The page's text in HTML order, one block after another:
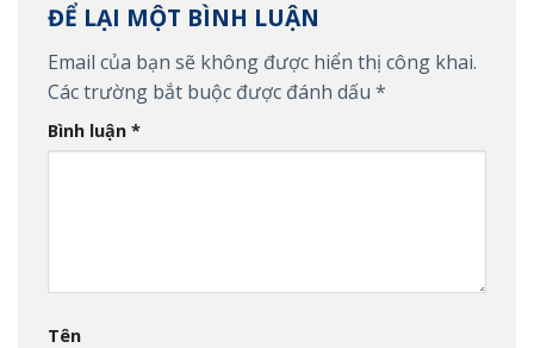
ĐỂ LẠI MỘT BÌNH LUẬN
Email của bạn sẽ không được hiển thị công khai.
Các trường bắt buộc được đánh dấu *
Bình luận *
Tên